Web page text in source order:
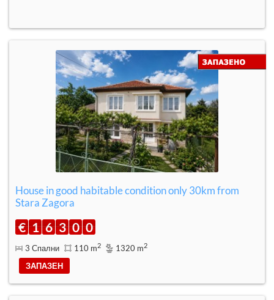
House in good habitable condition only 30km from
Stara Zagora
€ 1 6 3 0 0
3 Спални 110 m2 1320 m2
ЗАПАЗЕН